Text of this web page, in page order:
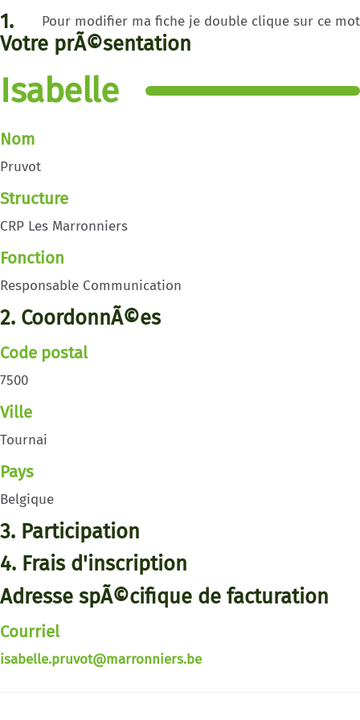
Pour modifier ma fiche je double clique sur ce mot
1.
Votre prÃ©sentation
Isabelle
Nom
Pruvot
Structure
CRP Les Marronniers
Fonction
Responsable Communication
2. CoordonnÃ©es
Code postal
7500
Ville
Tournai
Pays
Belgique
3. Participation
4. Frais d'inscription
Adresse spÃ©cifique de facturation
Courriel
isabelle.pruvot@marronniers.be